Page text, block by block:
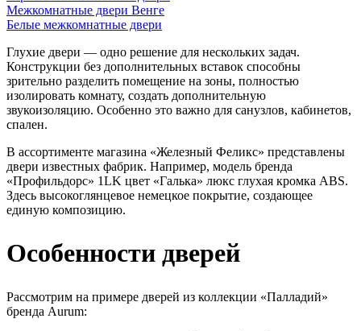
Межкомнатные двери Венге
Белые межкомнатные двери
Глухие двери — одно решение для нескольких задач.
Конструкции без дополнительных вставок способны
зрительно разделить помещение на зоны, полностью
изолировать комнату, создать дополнительную
звукоизоляцию. Особенно это важно для санузлов, кабинетов,
спален.
В ассортименте магазина «Железный Феликс» представлены
двери известных фабрик. Например, модель бренда
«Профильдорс» 1LK цвет «Галька» люкс глухая кромка ABS.
Здесь высокоглянцевое немецкое покрытие, создающее
единую композицию.
Особенности дверей
Рассмотрим на примере дверей из коллекции «Палладий»
бренда Aurum: